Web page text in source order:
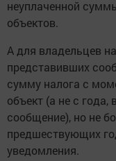
неуплаченной
объектов.
А для владельцев
представивших
сумму налога с
объект (а не с года,
сообщение), но не
предшествующих
уведомления.